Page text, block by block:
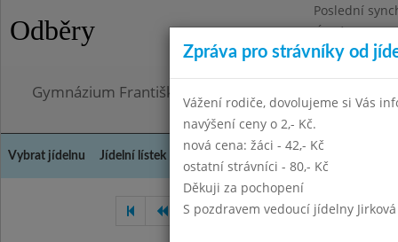
Odběry
Poslední
Úterý
Omezení
Gymnázium Františka Palackého, Neratovice,
Vybrat jídelnu Jídelní lístek
Září 2024 Říjen 2024
Zpráva pro strávníky od
Vážení rodiče, dovolujeme si Vás
navýšení ceny o 2,- Kč.
nová cena: žáci - 42,- Kč
ostatní strávníci - 80,- Kč
Děkuji za pochopení
S pozdravem vedoucí jídelny Jirková